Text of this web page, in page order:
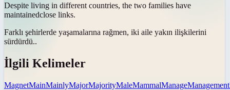
Despite living in different countries, the two families have
maintainedclose links.
Farklı şehirlerde yaşamalarına rağmen, iki aile yakın ilişkilerini
sürdürdü..
İlgili Kelimeler
MagnetMainMainlyMajorMajorityMaleMammalManageManagement